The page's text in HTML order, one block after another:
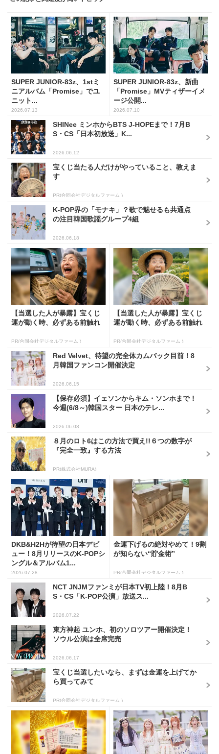
SUPER JUNIOR-83z、1stミ
ニアルバム「Promise」でユ
ニット...
2026.07.13
SUPER JUNIOR-83z、新曲
「Promise」MVティザーイメ
ージ公開...
2026.07.10
SHINee ミンホからBTS J-HOPEまで！7月B
S・CS「日本初放送」K...
2026.06.12
宝くじ当たる人だけがやっていること、教えま
す
PR(合同会社デジタルファーム )
K-POP界の「モナキ」？歌で魅せるも共通点
の注目韓国歌謡グループ4組
2026.06.18
【当選した人が暴露】宝くじ
運が動く時、必ずある前触れ
PR(合同会社デジタルファーム )
【当選した人が暴露】宝くじ
運が動く時、必ずある前触れ
PR(合同会社デジタルファーム )
Red Velvet、待望の完全体カムバック目前！8
月韓国ファンコン開催決定
2026.06.15
【保存必須】イェソンからキム・ソンホまで！
今週(6/8～)韓国スター 日本のテレ...
2026.06.08
８月のロト6はこの方法で買え!!６つの数字が
『完全一致』する方法
PR(株式会社MURA)
DKB&H2Hが待望の日本デビ
ュー！8月リリースのK-POPシ
ングル＆アルバム1...
2026.07.28
金運下げるの絶対やめて！9割
が知らない“貯金術”
PR(合同会社デジタルファーム )
NCT JNJMファンミが日本TV初上陸！8月B
S・CS「K-POP公演」放送ス...
2026.07.22
東方神起 ユンホ、初のソロツアー開催決定！
ソウル公演は全席完売
2026.06.17
宝くじ当選したいなら、まずは金運を上げてか
ら買ってみて
PR(合同会社デジタルファーム )